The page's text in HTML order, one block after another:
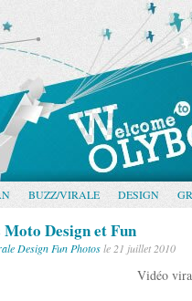
BUZZ/VIRALE DESIGN
Moto Design et Fun
Design Fun Photosle 21 juillet 2010
Vidéo